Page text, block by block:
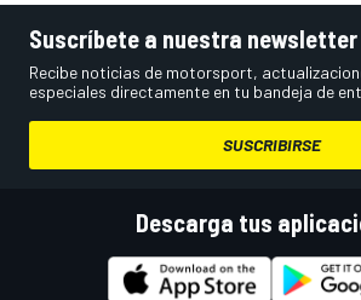
Suscríbete a nuestra newsletter
Recibe noticias de motorsport,
especiales directamente en tu bandeja de
SUSCRIBIRSE
Descarga tus